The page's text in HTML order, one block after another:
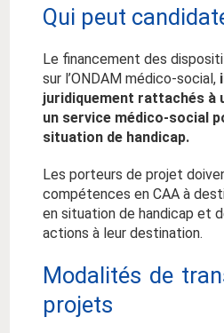
Qui peut
Le financement des
sur l’ONDAM médico-social,
juridiquement rattachés à
un service médico-social
situation de handicap.
Les porteurs de projet
compétences en CAA à
en situation de handicap et
actions à leur destination.
Modalités de
projets